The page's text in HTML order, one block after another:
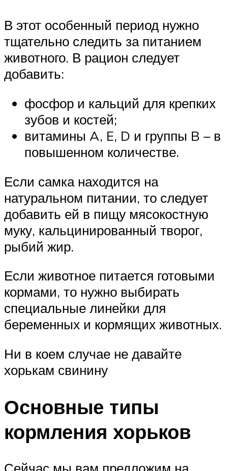
В этот особенный период нужно
тщательно следить за питанием
животного. В рацион следует
добавить:
фосфор и кальций для крепких
зубов и костей;
витамины A, E, D и группы B – в
повышенном количестве.
Если самка находится на
натуральном питании, то следует
добавить ей в пищу мясокостную
муку, кальцинированный творог,
рыбий жир.
Если животное питается готовыми
кормами, то нужно выбирать
специальные линейки для
беременных и кормящих животных.
Ни в коем случае не давайте
хорькам свинину
Основные типы
кормления хорьков